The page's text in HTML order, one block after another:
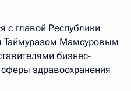
с главой Республики
Таймуразом Мамсуровым
бизнес-
здравоохранения